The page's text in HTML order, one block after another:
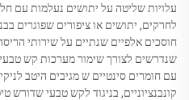
עלויות שליטה על יתושים נעלמות עם
לחרקים, יתושים או ציפורים שפוגרים
חוסכים אלפיים שנתיים על שירותי
שנדרשים לצורך שימור מערכות קש
עם חומרים סינטיים ש מגיבים היטב
קונבנציוניים, בניגוד לקש טבעי שדורש